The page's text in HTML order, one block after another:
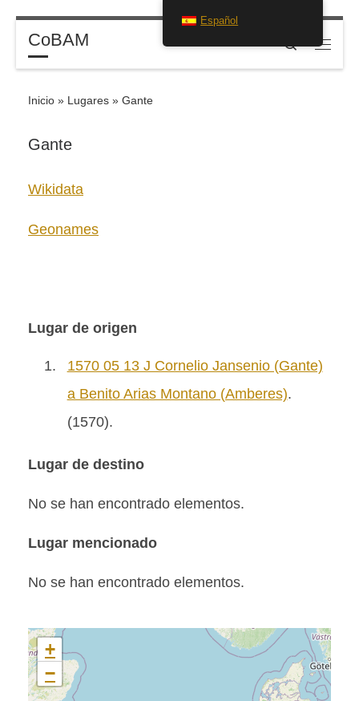
Saltar al contenido
CoBAM
Search
Inicio » Lugares » Gante
Gante
Wikidata
Geonames
Lugar de origen
1.
1570 05 13 J Cornelio Jansenio (Gante)
a Benito Arias Montano (Amberes).
(1570).
Lugar de destino
No se han encontrado elementos.
Lugar mencionado
No se han encontrado elementos.
+
−
Español